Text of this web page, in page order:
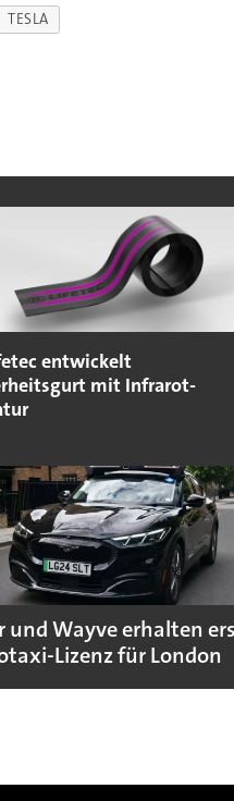
TESLA
entwickelt
mit Infrarot-
und Wayve erhalten
Lizenz für London